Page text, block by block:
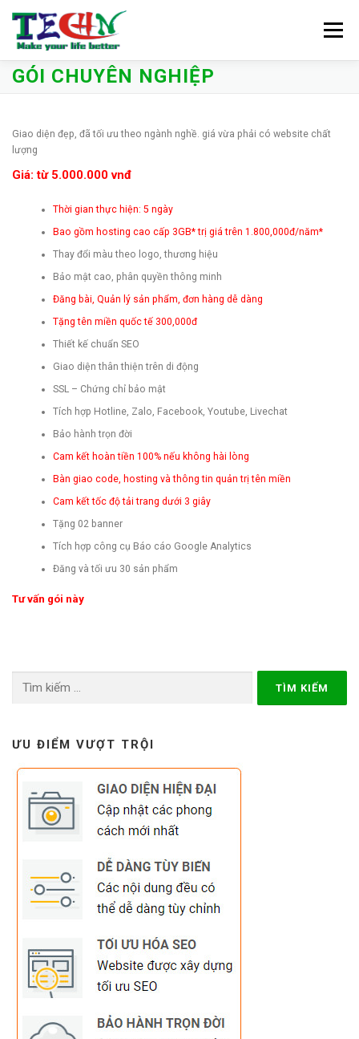
content
Menu
KHO GIAO DIỆN
TÀI LIỆU QUẢN TRỊ LIÊN HỆ
GÓI CHUYÊN NGHIỆP
Giao diện đẹp, đã tối ưu theo ngành nghề. giá vừa phải có website chất
lượng
Giá: từ5.000.000vnđ
Thời gian thực hiện: 5 ngày
Bao gồm hosting cao cấp 3GB* trị giá trên 1.800,000đ/năm*
Thay đổi màu theo logo, thương hiệu
Bảo mật cao, phân quyền thông minh
Đăng bài, Quản lý sản phẩm, đơn hàng dễ dàng
Tặng tên miền quốc tế 300,000đ
Thiết kế chuẩn SEO
Giao diện thân thiện trên di động
SSL – Chứng chỉ bảo mật
Tích hợp Hotline, Zalo, Facebook, Youtube, Livechat
Bảo hành trọn đời
Cam kết hoàn tiền 100% nếu không hài lòng
Bàn giao code, hosting và thông tin quản trị tên miền
Cam kết tốc độ tải trang dưới 3 giây
Tặng 02 banner
Tích hợp công cụ Báo cáo Google Analytics
Đăng và tối ưu 30 sản phẩm
Tư vấn gói này
kiếm
ƯU ĐIỂM VƯỢT TRỘI